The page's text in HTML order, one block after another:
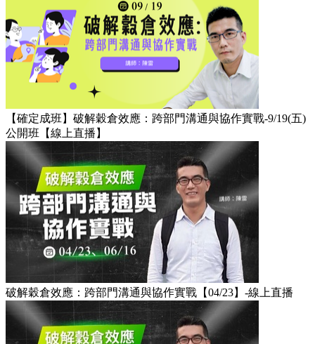
【確定成班】破解穀倉效應：跨部門溝通與協作實戰-9/19(五)
公開班【線上直播】
破解穀倉效應：跨部門溝通與協作實戰【04/23】-線上直播​